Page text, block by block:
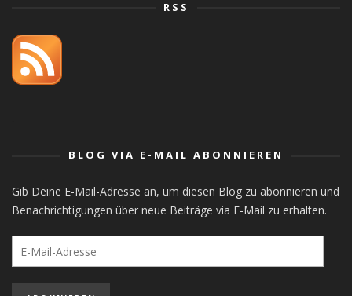
RSS
BLOG VIA E-MAIL ABONNIEREN
Gib Deine E-Mail-Adresse an, um diesen Blog zu abonnieren und
Benachrichtigungen über neue Beiträge via E-Mail zu erhalten.
Mail-
Adresse